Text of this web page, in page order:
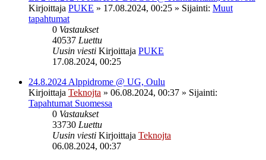
Kirjoittaja PUKE » 17.08.2024, 00:25 » Sijainti: Muut
tapahtumat
0 Vastaukset
40537 Luettu
Uusin viesti Kirjoittaja PUKE
17.08.2024, 00:25
24.8.2024 Alppidrome @ UG, Oulu
Kirjoittaja Teknojta » 06.08.2024, 00:37 » Sijainti:
Tapahtumat Suomessa
0 Vastaukset
33730 Luettu
Uusin viesti Kirjoittaja Teknojta
06.08.2024, 00:37